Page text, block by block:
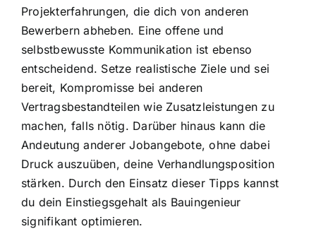
Projekterfahrungen, die dich von anderen
Bewerbern abheben. Eine offene und
selbstbewusste Kommunikation ist ebenso
entscheidend. Setze realistische Ziele und sei
bereit, Kompromisse bei anderen
Vertragsbestandteilen wie Zusatzleistungen zu
machen, falls nötig. Darüber hinaus kann die
Andeutung anderer Jobangebote, ohne dabei
Druck auszuüben, deine Verhandlungsposition
stärken. Durch den Einsatz dieser Tipps kannst
du dein Einstiegsgehalt als Bauingenieur
signifikant optimieren.